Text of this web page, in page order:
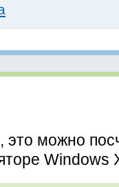
можно
Windows